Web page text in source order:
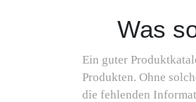
Was
Ein guter
Produkten. Ohne
die fehlenden